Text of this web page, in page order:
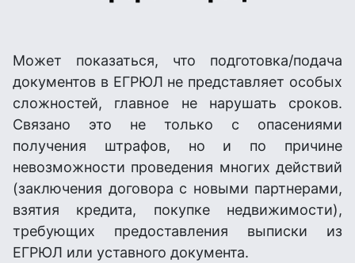
Может показаться, что подготовка/подача
документов в ЕГРЮЛ не представляет особых
сложностей, главное не нарушать сроков.
Связано это не только с опасениями
получения штрафов, но и по причине
невозможности проведения многих действий
(заключения договора с новыми партнерами,
взятия кредита, покупке недвижимости),
требующих предоставления выписки из
ЕГРЮЛ или уставного документа.